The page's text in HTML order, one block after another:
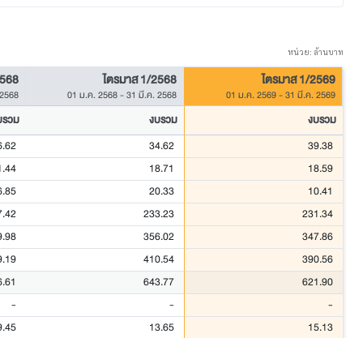
หน่วย: ล้านบาท
ไตรมาส 1/2568
01 ม.ค. 2568-31 มี.ค. 2568
ไตรมาส 1/2569
01 ม.ค. 2569-31 มี.ค. 2569
วม งบรวม งบรวม
34.62 39.38
18.71 18.59
20.33 10.41
233.23 231.34
356.02 347.86
410.54 390.56
643.77 621.90
- - -
13.65 15.13